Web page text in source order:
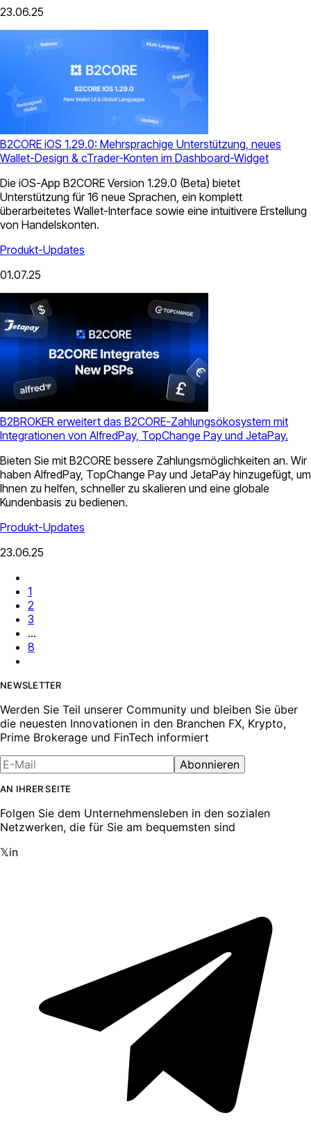
23.06.25
B2CORE iOS 1.29.0: Mehrsprachige Unterstützung, neues
Wallet-Design & cTrader-Konten im Dashboard-Widget
Die iOS-App B2CORE Version 1.29.0 (Beta) bietet
Unterstützung für 16 neue Sprachen, ein komplett
überarbeitetes Wallet-Interface sowie eine intuitivere Erstellung
von Handelskonten.
Produkt-Updates
01.07.25
B2BROKER erweitert das B2CORE-Zahlungsökosystem mit
Integrationen von AlfredPay, TopChange Pay und JetaPay.
Bieten Sie mit B2CORE bessere Zahlungsmöglichkeiten an. Wir
haben AlfredPay, TopChange Pay und JetaPay hinzugefügt, um
Ihnen zu helfen, schneller zu skalieren und eine globale
Kundenbasis zu bedienen.
Produkt-Updates
23.06.25
1
2
3
...
8
NEWSLETTER
Werden Sie Teil unserer Community und bleiben Sie über
die neuesten Innovationen in den Branchen FX, Krypto,
Prime Brokerage und FinTech informiert
Abonnieren
AN IHRER SEITE
Folgen Sie dem Unternehmensleben in den sozialen
Netzwerken, die für Sie am bequemsten sind
𝕏in